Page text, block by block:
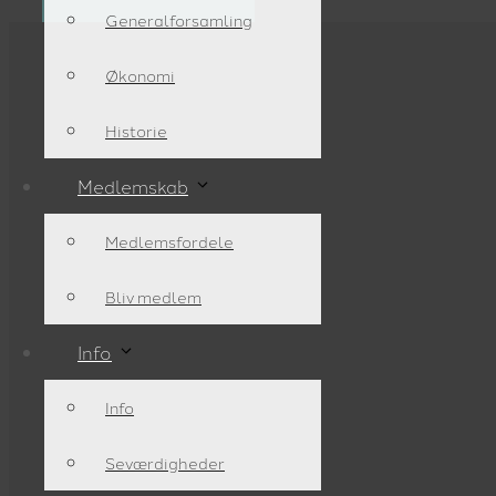
Generalforsamling
Økonomi
Historie
Medlemskab
Medlemsfordele
Bliv medlem
Info
Info
Seværdigheder